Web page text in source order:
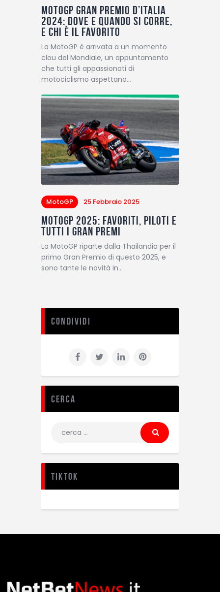
MotoGP Gran Premio d’Italia
2024: dove e quando si corre,
e chi è il favorito
La MotoGP è arrivata a un momento
clou del Mondiale, un appuntamento
che tutti gli appassionati di
motociclismo aspettano…
MotoGP 25 Febbraio 2025
MotoGP 2025: favoriti, piloti e
tutti i Gran Premi
La MotoGP riparte dalla Thailandia per il
primo Gran Premio di questo 2025, e
sono tante le novità in…
Condividi
Cerca
TikTok